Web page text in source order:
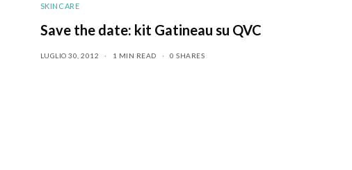
SKINCARE
Save the date: kit Gatineau su QVC
LUGLIO 30, 2012 1 MIN READ 0 SHARES